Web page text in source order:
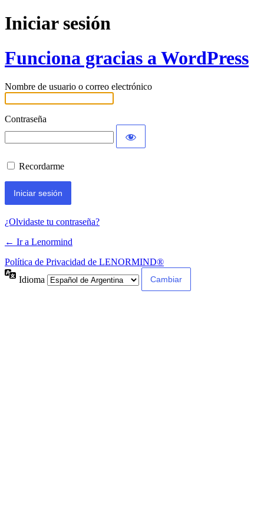
Iniciar sesión
Funciona gracias a WordPress
Nombre de usuario o correo electrónico
Contraseña
Recordarme
¿Olvidaste tu contraseña?
← Ir a Lenormind
Política de Privacidad de LENORMIND®
Idioma